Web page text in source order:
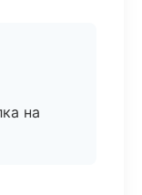
на